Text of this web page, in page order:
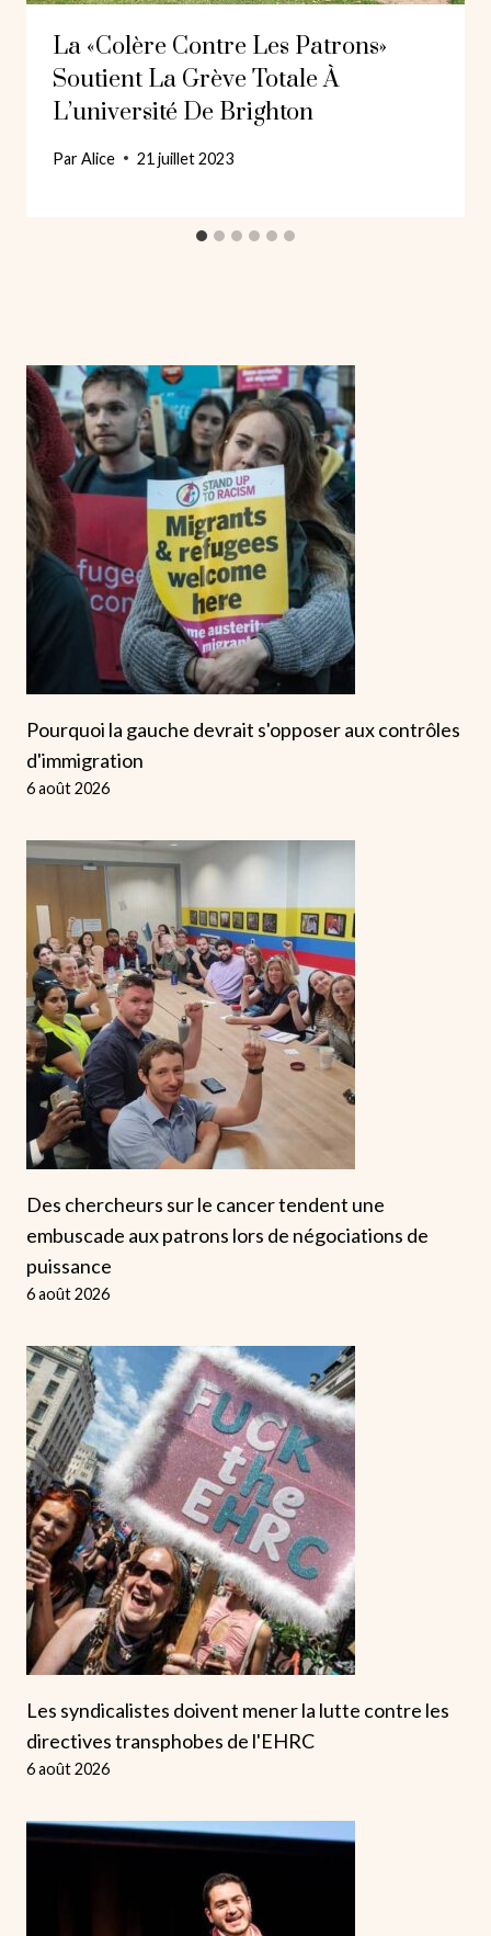
La «colère Contre Les Patrons»
Soutient La Grève Totale À
L’université De Brighton
ParAlice 21 juillet 2023
Pourquoi la gauche devrait s'opposer aux contrôles
d'immigration
6 août 2026
Des chercheurs sur le cancer tendent une
embuscade aux patrons lors de négociations de
puissance
6 août 2026
Les syndicalistes doivent mener la lutte contre les
directives transphobes de l'EHRC
6 août 2026